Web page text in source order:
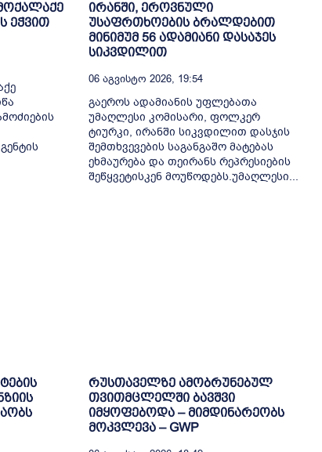
ეჭვით
ირანში, ეროვნული
უსაფრთხოების ბრალდებით
მინიმუმ 56 ადამიანი დასაჯეს
სიკვდილით
06 Აგვისტო 2026, 19:54
გაეროს ადამიანის უფლებათა
უმაღლესი კომისარი, ფოლკერ
ტიურკი, ირანში სიკვდილით დასჯის
შემთხვევების საგანგაშო მატებას
ეხმაურება და თეირანს რეპრესიების
შეწყვეტისკენ მოუწოდებს.უმაღლესი...
რუსთაველზე ამობრუნებულ
თვითმცლელში ბავშვი
იმყოფებოდა – მიმდინარეობს
მოკვლევა – GWP